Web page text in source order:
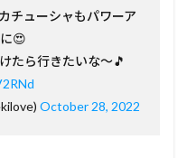
チューシャもパワーア
😍
たら行きたいな～🎵
October 28, 2022